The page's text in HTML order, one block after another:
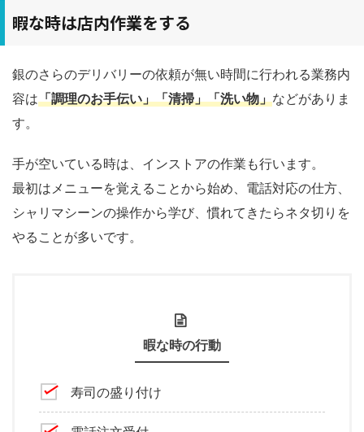
暇な時は店内作業をする
銀のさらのデリバリーの依頼が無い時間に行われる業務内
容は「調理のお手伝い」「清掃」「洗い物」などがありま
す。
手が空いている時は、インストアの作業も行います。
最初はメニューを覚えることから始め、電話対応の仕方、
シャリマシーンの操作から学び、慣れてきたらネタ切りを
やることが多いです。
暇な時の行動
寿司の盛り付け